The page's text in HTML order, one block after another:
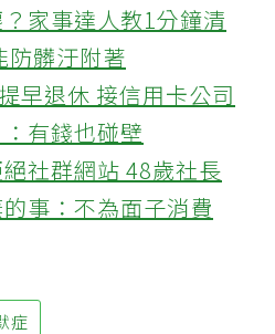
家事達人教1分鐘清
防髒汙附著
早退休 接信用卡公司
有錢也碰壁
社群網站 48歲社長
事：不為面子消費
症